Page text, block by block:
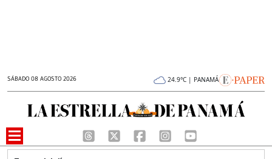
SÁBADO 08 AGOSTO 2026 24.9°C | PANAMÁ